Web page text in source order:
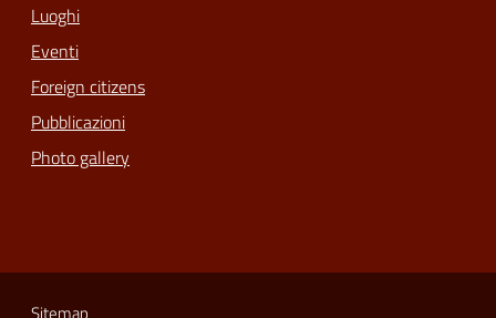
Luoghi
Eventi
Foreign citizens
Pubblicazioni
Photo gallery
Sitemap